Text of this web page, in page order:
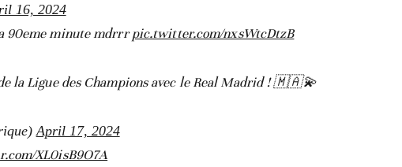
16, 2024
90eme minute mdrrrpic.twitter.com/nxsWtcDtzB
la Ligue des Champions avec le Real Madrid ! 🇲🇦💫
April 17, 2024
XL0isB9O7A